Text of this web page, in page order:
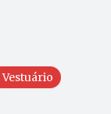
Vestuário